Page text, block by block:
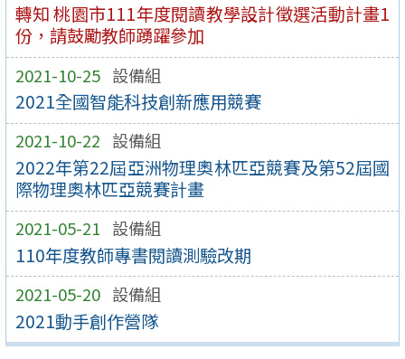
轉知 桃園市111年度閱讀教學設計徵選活動計畫1
份，請鼓勵教師踴躍參加
2021-10-25 設備組
2021全國智能科技創新應用競賽
2021-10-22 設備組
2022年第22屆亞洲物理奧林匹亞競賽及第52屆國
際物理奧林匹亞競賽計畫
2021-05-21 設備組
110年度教師專書閱讀測驗改期
2021-05-20 設備組
2021動手創作營隊